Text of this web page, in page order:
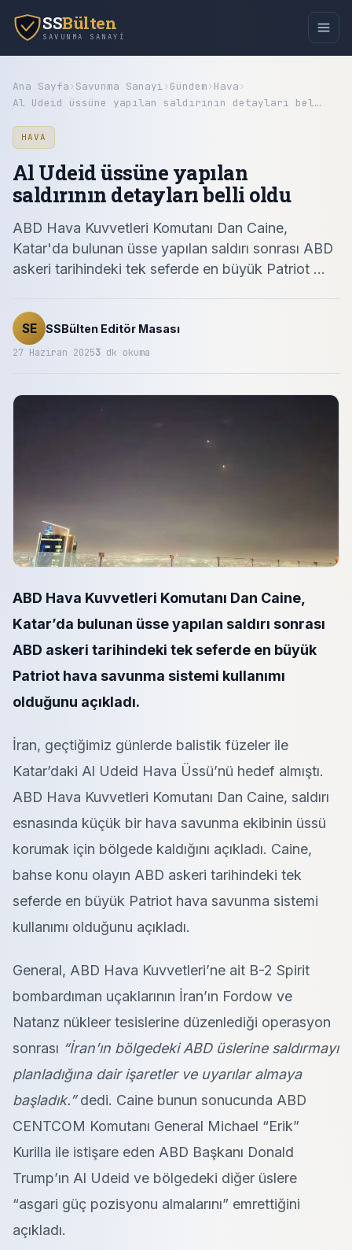
SSBülten
SAVUNMA SANAYI
Ana Sayfa› Savunma Sanayi› Gündem› Hava›
Al Udeid üssüne yapılan saldırının detayları bel…
HAVA
Al Udeid üssüne yapılan
saldırının detayları belli oldu
ABD Hava Kuvvetleri Komutanı Dan Caine,
Katar'da bulunan üsse yapılan saldırı sonrası ABD
askeri tarihindeki tek seferde en büyük Patriot ...
SE SSBülten Editör Masası
27 Haziran 20253 dk okuma
ABD Hava Kuvvetleri Komutanı Dan Caine,
Katar’da bulunan üsse yapılan saldırı sonrası
ABD askeri tarihindeki tek seferde en büyük
Patriot hava savunma sistemi kullanımı
olduğunu açıkladı.
İran, geçtiğimiz günlerde balistik füzeler ile
Katar’daki Al Udeid Hava Üssü’nü hedef almıştı.
ABD Hava Kuvvetleri Komutanı Dan Caine, saldırı
esnasında küçük bir hava savunma ekibinin üssü
korumak için bölgede kaldığını açıkladı. Caine,
bahse konu olayın ABD askeri tarihindeki tek
seferde en büyük Patriot hava savunma sistemi
kullanımı olduğunu açıkladı.
General, ABD Hava Kuvvetleri’ne ait B-2 Spirit
bombardıman uçaklarının İran’ın Fordow ve
Natanz nükleer tesislerine düzenlediği operasyon
sonrası “İran’ın bölgedeki ABD üslerine saldırmayı
planladığına dair işaretler ve uyarılar almaya
başladık.”dedi. Caine bunun sonucunda ABD
CENTCOM Komutanı General Michael “Erik”
Kurilla ile istişare eden ABD Başkanı Donald
Trump’ın Al Udeid ve bölgedeki diğer üslere
“asgari güç pozisyonu almalarını” emrettiğini
açıkladı.